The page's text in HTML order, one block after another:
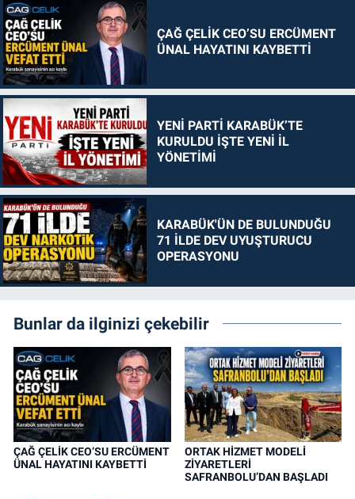
ÇAĞ ÇELİK CEO’SU ERCÜMENT
ÜNAL HAYATINI KAYBETTİ
YENİ PARTİ KARABÜK’TE
KURULDU İŞTE YENİ İL
YÖNETİMİ
KARABÜK'ÜN DE BULUNDUĞU
71 İLDE DEV UYUŞTURUCU
OPERASYONU
Bunlar da ilginizi çekebilir
ÇAĞ ÇELİK CEO’SU ERCÜMENT
ÜNAL HAYATINI KAYBETTİ
ORTAK HİZMET MODELİ
ZİYARETLERİ
SAFRANBOLU’DAN BAŞLADI